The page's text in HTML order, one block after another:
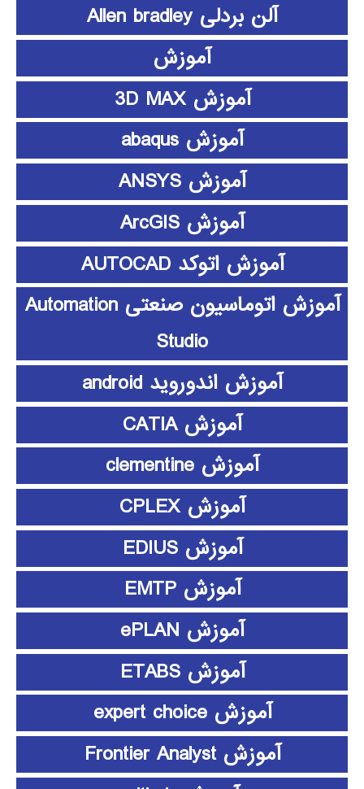
آلن بردلی Allen bradley
آموزش
آموزش 3D MAX
آموزش abaqus
آموزش ANSYS
آموزش ArcGIS
آموزش اتوکد AUTOCAD
آموزش اتوماسیون صنعتی Automation
Studio
آموزش اندوروید android
آموزش CATIA
آموزش clementine
آموزش CPLEX
آموزش EDIUS
آموزش EMTP
آموزش ePLAN
آموزش ETABS
آموزش expert choice
آموزش Frontier Analyst